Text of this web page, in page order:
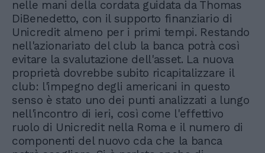
nelle mani della cordata guidata da Thomas
DiBenedetto, con il supporto finanziario di
Unicredit almeno per i primi tempi. Restando
nell'azionariato del club la banca potrà così
evitare la svalutazione dell'asset. La nuova
proprietà dovrebbe subito ricapitalizzare il
club: l'impegno degli americani in questo
senso è stato uno dei punti analizzati a lungo
nell'incontro di ieri, così come l'effettivo
ruolo di Unicredit nella Roma e il numero di
componenti del nuovo cda che la banca